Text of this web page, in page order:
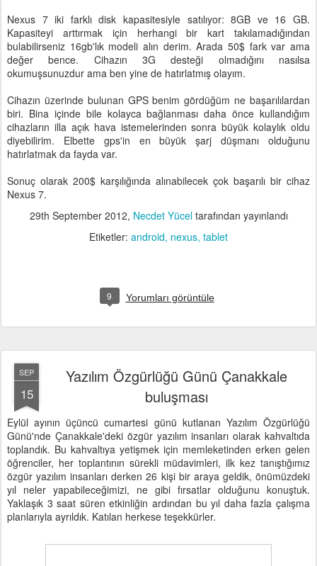
Nexus 7 iki farklı disk kapasitesiyle satılıyor: 8GB ve 16 GB.
Kapasiteyi arttırmak için herhangi bir kart takılamadığından
bulabilirseniz 16gb'lık modeli alın derim. Arada 50$ fark var ama
değer bence. Cihazın 3G desteği olmadığını nasılsa
okumuşsunuzdur ama ben yine de hatırlatmış olayım.
Cihazın üzerinde bulunan GPS benim gördüğüm ne başarılılardan
biri. Bina içinde bile kolayca bağlanması daha önce kullandığım
cihazların illa açık hava istemelerinden sonra büyük kolaylık oldu
diyebilirim. Elbette gps'in en büyük şarj düşmanı olduğunu
hatırlatmak da fayda var.
Sonuç olarak 200$ karşılığında alınabilecek çok başarılı bir cihaz
Nexus 7.
29th September 2012, Necdet Yüceltarafından yayınlandı
Etiketler: android nexus tablet
9 Yorumları görüntüle
SEP
15
Yazılım Özgürlüğü Günü Çanakkale
buluşması
Eylül ayının üçüncü cumartesi günü kutlanan Yazılım Özgürlüğü
Günü'nde Çanakkale'deki özgür yazılım insanları olarak kahvaltıda
toplandık. Bu kahvaltıya yetişmek için memleketinden erken gelen
öğrenciler, her toplantının sürekli müdavimleri, ilk kez tanıştığımız
özgür yazılım insanları derken 26 kişi bir araya geldik, önümüzdeki
yıl neler yapabileceğimizi, ne gibi fırsatlar olduğunu konuştuk.
Yaklaşık 3 saat süren etkinliğin ardından bu yıl daha fazla çalışma
planlarıyla ayrıldık. Katılan herkese teşekkürler.